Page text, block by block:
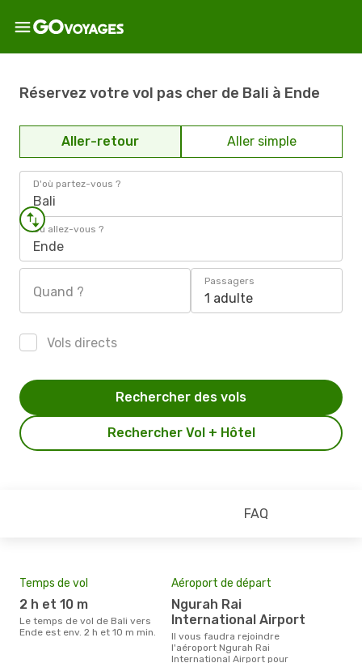
Réservez votre vol pas cher de Bali à Ende
Aller-retour Aller simple
D'où partez-vous ?
Bali
Où allez-vous ?
Ende
Quand ?
Passagers
1 adulte
Vols directs
Rechercher Vol + Hôtel
Rechercher des vols
FAQ
Temps de vol
2 h et 10 m
Le temps de vol de Bali vers
Ende est env. 2 h et 10 m min.
Aéroport de départ
Ngurah Rai
International Airport
Il vous faudra rejoindre
l'aéroport Ngurah Rai
International Airport pour